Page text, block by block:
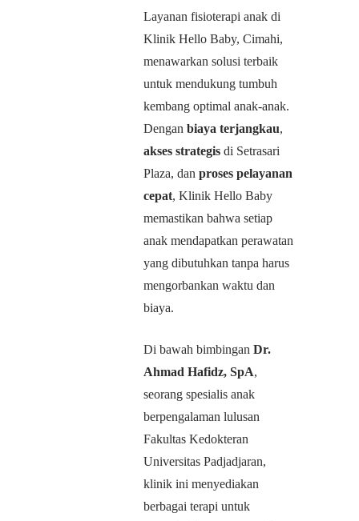
Layanan fisioterapi anak di
Klinik Hello Baby, Cimahi,
menawarkan solusi terbaik
untuk mendukung tumbuh
kembang optimal anak-anak.
Dengan biaya terjangkau,
akses strategis di Setrasari
Plaza, dan proses pelayanan
cepat, Klinik Hello Baby
memastikan bahwa setiap
anak mendapatkan perawatan
yang dibutuhkan tanpa harus
mengorbankan waktu dan
biaya.
Di bawah bimbingan Dr.
Ahmad Hafidz, SpA,
seorang spesialis anak
berpengalaman lulusan
Fakultas Kedokteran
Universitas Padjadjaran,
klinik ini menyediakan
berbagai terapi untuk